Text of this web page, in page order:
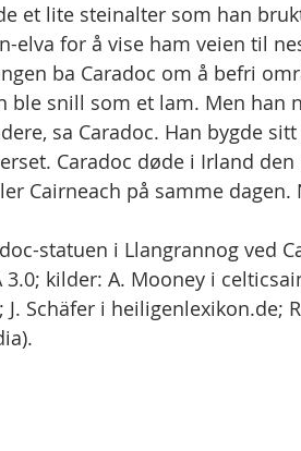
et lite steinalter som han
elva for å vise ham veien til
ba Caradoc om å befri
ble snill som et lam. Men han
sa Caradoc. Han bygde
Caradoc døde i Irland den
Cairneach på samme dagen.
statuen i Llangrannog ved
3.0; kilder: A. Mooney i
Schäfer i heiligenlexikon.de;